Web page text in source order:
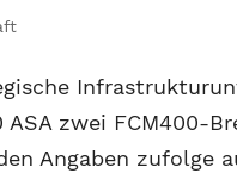
zwei FCM400-
Angaben zufolge